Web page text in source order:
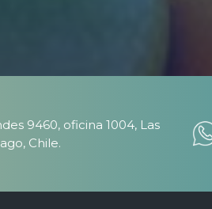
9460, oficina 1004, Las
Chile.